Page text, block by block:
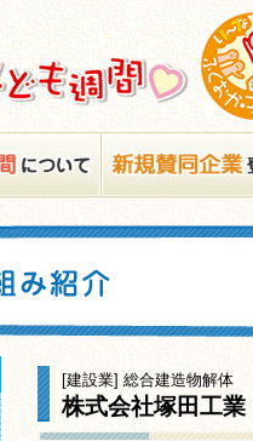
[建設業] 総合建造物解体
株式会社塚田工業